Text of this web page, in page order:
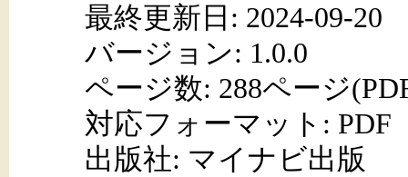
最終更新日: 2024-09-20
バージョン: 1.0.0
ページ数: 288ページ
対応フォーマット: PDF
出版社: マイナビ出版